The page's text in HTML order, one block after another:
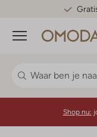
Menu
Shop nu: